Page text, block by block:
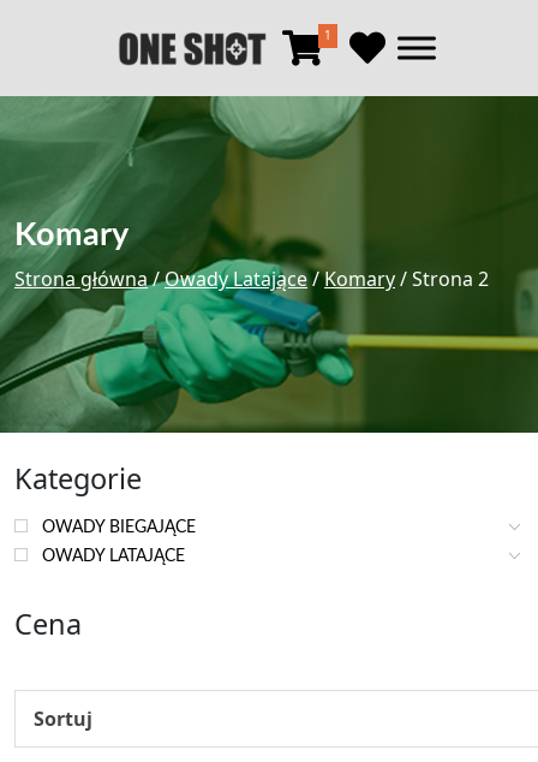
1
Komary
Strona główna/Owady Latające/Komary/ Strona 2
Kategorie
OWADY BIEGAJĄCE
OWADY LATAJĄCE
Cena
Sortuj